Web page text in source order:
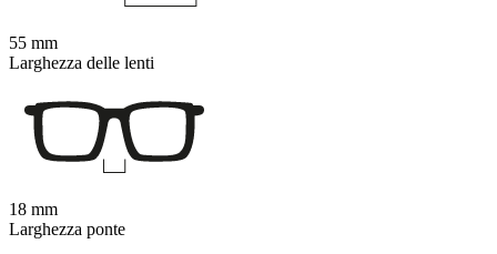
55 mm
Larghezza delle lenti
18 mm
Larghezza ponte